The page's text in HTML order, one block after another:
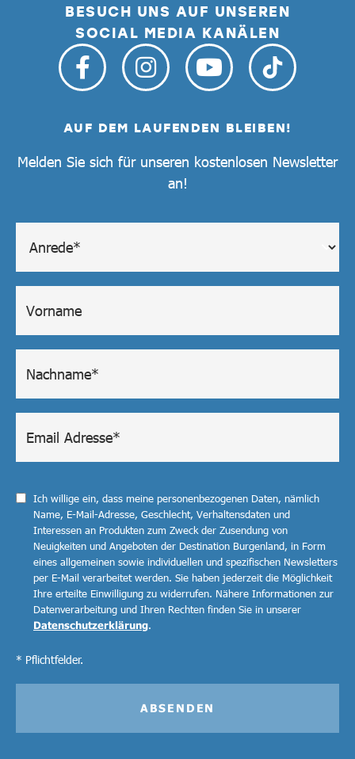
BESUCH UNS AUF UNSEREN
SOCIAL MEDIA KANÄLEN
AUF DEM LAUFENDEN BLEIBEN!
Melden Sie sich für unseren kostenlosen Newsletter
an!
Ich willige ein, dass meine personenbezogenen Daten, nämlich
Name, E-Mail-Adresse, Geschlecht, Verhaltensdaten und
Interessen an Produkten zum Zweck der Zusendung von
Neuigkeiten und Angeboten der Destination Burgenland, in Form
eines allgemeinen sowie individuellen und spezifischen Newsletters
per E-Mail verarbeitet werden. Sie haben jederzeit die Möglichkeit
Ihre erteilte Einwilligung zu widerrufen. Nähere Informationen zur
Datenverarbeitung und Ihren Rechten finden Sie in unserer
Datenschutzerklärung.
* Pflichtfelder.
ABSENDEN